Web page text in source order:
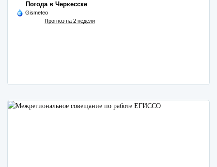
Погода в Черкесске
Gismeteo
Прогноз на 2 недели